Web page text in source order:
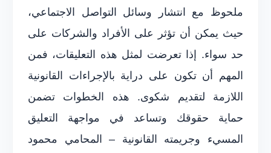
ملحوظ مع انتشار وسائل التواصل الاجتماعي،
حيث يمكن أن تؤثر على الأفراد والشركات على
حد سواء. إذا تعرضت لمثل هذه التعليقات، فمن
المهم أن تكون على دراية بالإجراءات القانونية
اللازمة لتقديم شكوى. هذه الخطوات تضمن
حماية حقوقك وتساعد في مواجهة التعليق
المسيء وجريمته القانونية – المحامي محمود